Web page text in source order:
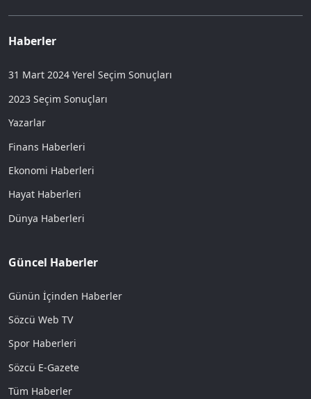
Haberler
31 Mart 2024 Yerel Seçim Sonuçları
2023 Seçim Sonuçları
Yazarlar
Finans Haberleri
Ekonomi Haberleri
Hayat Haberleri
Dünya Haberleri
Güncel Haberler
Günün İçinden Haberler
Sözcü Web TV
Spor Haberleri
Sözcü E-Gazete
Tüm Haberler